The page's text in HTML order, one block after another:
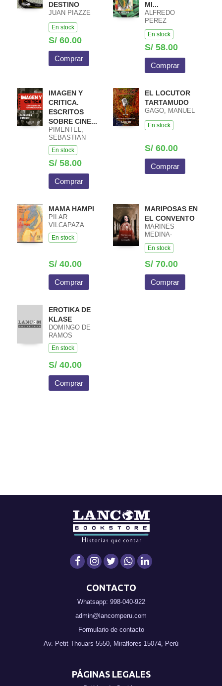
DESTINO
JUAN PIAZZE
En stock
S/ 60.00
Comprar
MI...
ALFREDO
PEREZ
ALENCART
En stock
S/ 58.00
Comprar
IMAGEN Y
CRITICA.
ESCRITOS
SOBRE CINE...
PIMENTEL,
SEBASTIAN
En stock
S/ 58.00
Comprar
EL LOCUTOR
TARTAMUDO
GAGO, MANUEL
En stock
S/ 60.00
Comprar
MAMA HAMPI
PILAR
VILCAPAZA
En stock
S/ 40.00
Comprar
MARIPOSAS EN
EL CONVENTO
MARINES
MEDINA-
HERNANDEZ DE
SALAZAR
En stock
S/ 70.00
Comprar
EROTIKA DE
KLASE
DOMINGO DE
RAMOS
En stock
S/ 40.00
Comprar
CONTACTO
Whatsapp: 998-040-922
admin@lancomperu.com
Formulario de contacto
Av. Petit Thouars 5550, Miraflores 15074, Perú
PÁGINAS LEGALES